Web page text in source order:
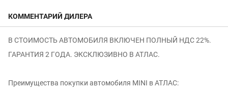
КОММЕНТАРИЙ ДИЛЕРА
В СTOИMОCTЬ AВТОМОБИЛЯ ВКЛЮЧЕН ПОЛНЫЙ НДС 22%.
ГАРАНТИЯ 2 ГОДА. ЭКСКЛЮЗИВНО В АТЛАС.
Преимущества покупки автомобиля MINI в АТЛАС: